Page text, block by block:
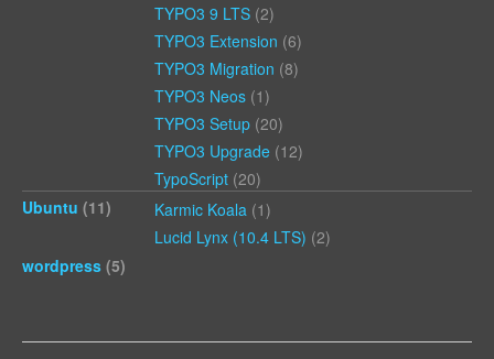
TYPO3 9 LTS (2)
TYPO3 Extension (6)
TYPO3 Migration (8)
TYPO3 Neos (1)
TYPO3 Setup (20)
TYPO3 Upgrade (12)
TypoScript (20)
Ubuntu (11) Karmic Koala (1)
Lucid Lynx (10.4 LTS) (2)
wordpress (5)